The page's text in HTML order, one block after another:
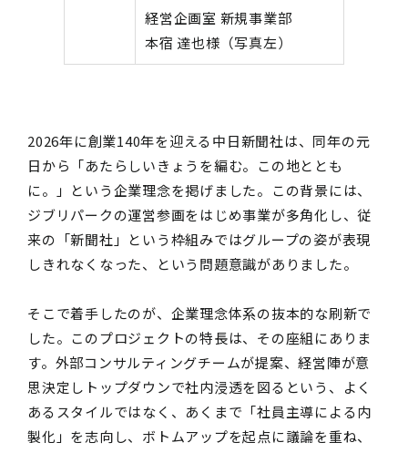
経営企画室 新規事業部
本宿 達也様（写真左）
2026年に創業140年を迎える中日新聞社は、同年の元
日から「あたらしいきょうを編む。この地ととも
に。」という企業理念を掲げました。この背景には、
ジブリパークの運営参画をはじめ事業が多角化し、従
来の「新聞社」という枠組みではグループの姿が表現
しきれなくなった、という問題意識がありました。
そこで着手したのが、企業理念体系の抜本的な刷新で
した。このプロジェクトの特長は、その座組にありま
す。外部コンサルティングチームが提案、経営陣が意
思決定しトップダウンで社内浸透を図るという、よく
あるスタイルではなく、あくまで「社員主導による内
製化」を志向し、ボトムアップを起点に議論を重ね、